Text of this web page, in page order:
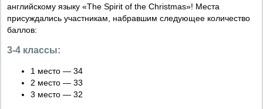
английскому языку «The Spirit of the Christmas»! Места
присуждались участникам, набравшим следующее количество
баллов:
3-4 классы:
1 место — 34
2 место — 33
3 место — 32